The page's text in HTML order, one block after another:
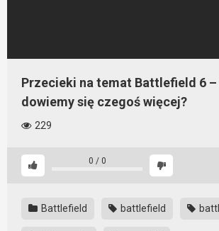
Przecieki na temat Battlefield 6
dowiemy się czegoś więcej?
229
0 / 0
Battlefield battlefield